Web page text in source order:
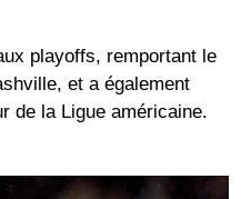
playoffs, remportant le
et a également
de la Ligue américaine.